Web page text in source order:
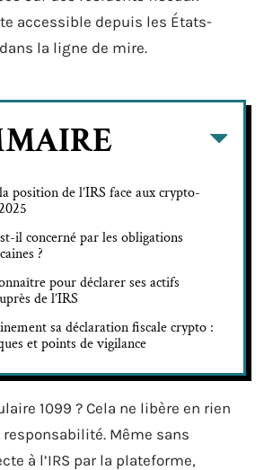
accessible depuis les États-
la ligne de mire.
position de l’IRS face aux crypto-
il concerné par les obligations
?
pour déclarer ses actifs
de l’IRS
sa déclaration fiscale crypto :
et points de vigilance
1099 ? Cela ne libère en rien
Même sans
à l’IRS par la plateforme,